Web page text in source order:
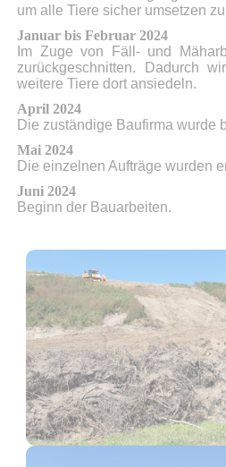
um alle Tiere sicher umsetzen
Januar bis Februar 2024
Im Zuge von Fäll- und
zurückgeschnitten. Dadurch
weitere Tiere dort ansiedeln.
April 2024
Die zuständige Baufirma wurde
Mai 2024
Die einzelnen Aufträge wurden
Juni 2024
Beginn der Bauarbeiten.